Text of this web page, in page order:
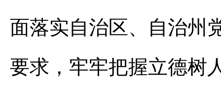
面落实自治区、自治州
要求，牢牢把握立德树